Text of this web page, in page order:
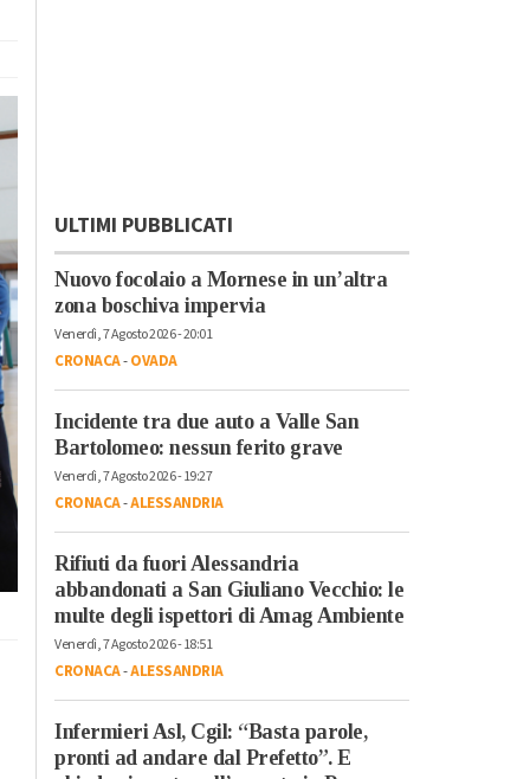
ULTIMI PUBBLICATI
Nuovo focolaio a Mornese in un’altra
zona boschiva impervia
Venerdì, 7 Agosto 2026 - 20:01
CRONACA-OVADA
Incidente tra due auto a Valle San
Bartolomeo: nessun ferito grave
Venerdì, 7 Agosto 2026 - 19:27
CRONACA-ALESSANDRIA
Rifiuti da fuori Alessandria
abbandonati a San Giuliano Vecchio: le
multe degli ispettori di Amag Ambiente
Venerdì, 7 Agosto 2026 - 18:51
CRONACA-ALESSANDRIA
Infermieri Asl, Cgil: “Basta parole,
pronti ad andare dal Prefetto”. E